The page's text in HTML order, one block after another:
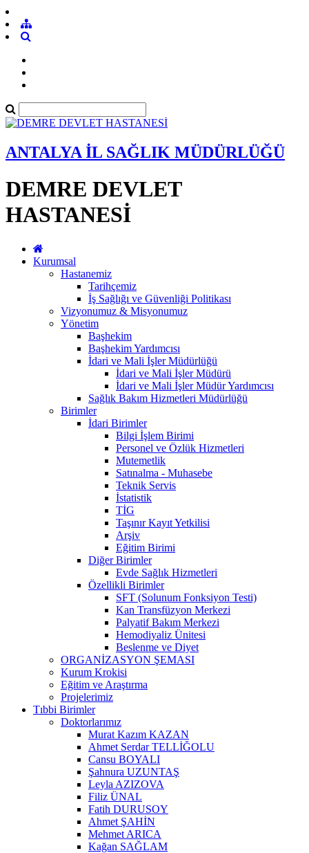
ANTALYA İL SAĞLIK MÜDÜRLÜĞÜ
DEMRE DEVLET
HASTANESİ
Kurumsal
Hastanemiz
Tarihçemiz
İş Sağlığı ve Güvenliği Politikası
Vizyonumuz & Misyonumuz
Yönetim
Başhekim
Başhekim Yardımcısı
İdari ve Mali İşler Müdürlüğü
İdari ve Mali İşler Müdürü
İdari ve Mali İşler Müdür Yardımcısı
Sağlık Bakım Hizmetleri Müdürlüğü
Birimler
İdari Birimler
Bilgi İşlem Birimi
Personel ve Özlük Hizmetleri
Mutemetlik
Satınalma - Muhasebe
Teknik Servis
İstatistik
TİG
Taşınır Kayıt Yetkilisi
Arşiv
Eğitim Birimi
Diğer Birimler
Evde Sağlık Hizmetleri
Özellikli Birimler
SFT (Solunum Fonksiyon Testi)
Kan Transfüzyon Merkezi
Palyatif Bakım Merkezi
Hemodiyaliz Ünitesi
Beslenme ve Diyet
ORGANİZASYON ŞEMASI
Kurum Krokisi
Eğitim ve Araştırma
Projelerimiz
Tıbbi Birimler
Doktorlarımız
Murat Kazım KAZAN
Ahmet Serdar TELLİĞOLU
Cansu BOYALI
Şahnura UZUNTAŞ
Leyla AZIZOVA
Filiz ÜNAL
Fatih DURUSOY
Ahmet ŞAHİN
Mehmet ARICA
Kağan SAĞLAM